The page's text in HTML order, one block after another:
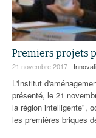
Premiers projets
21 novembre 2017 -
L'Institut
présenté, le 21
la région intelligente",
les premières briques